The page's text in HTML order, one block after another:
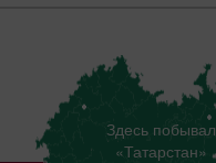
Здесь побывал
«Татарстан»